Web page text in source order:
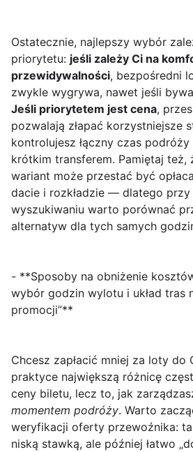
Ostatecznie, najlepszy wybór
priorytetu: jeśli zależy Ci na
przewidywalności, bezpośredni
zwykle wygrywa, nawet jeśli
Jeśli priorytetem jest cena,
pozwalają złapać korzystniejsze
kontrolujesz łączny czas
krótkim transferem. Pamiętaj też,
wariant może przestać być
dacie i rozkładzie — dlatego przy
wyszukiwaniu warto porównać
alternatyw dla tych samych
- **Sposoby na obniżenie
wybór godzin wylotu i układ tras
promocji”**
Chcesz zapłacić mniej za loty do
praktyce największą różnicę
ceny biletu, lecz to, jak
momentem podróży. Warto
weryfikacji oferty przewoźnika:
niską stawką, ale później łatwo